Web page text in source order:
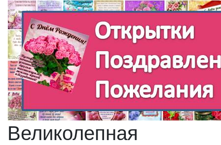
Великолепная